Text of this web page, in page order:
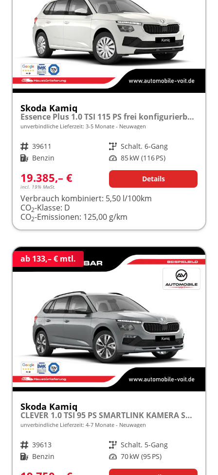
Skoda Kamiq
Essence Plus 1.0 TSI 115 PS frei konfigurierbar!
unverbindliche Lieferzeit: 3-5 Monate Neuwagen
Fahrzeugnr. 39611 Getriebe Schalt. 6-Gang
Kraftstoff Benzin Leistung 85 kW (116 PS)
19.385,– €
incl. 19% MwSt.
Details
Verbrauch kombiniert: 5,50 l/100km
CO2-Klasse: D
CO2-Emissionen: 125,00 g/km
ab 133,– € mtl.
Skoda Kamiq
CLEVER 1.0 TSI 95 PS SMARTLINK KAMERA SHZ ALU PDC LED TEMPOMAT frei konfigurierbar!
unverbindliche Lieferzeit: 4-7 Monate Neuwagen
Fahrzeugnr. 39613 Getriebe Schalt. 5-Gang
Kraftstoff Benzin Leistung 70 kW (95 PS)